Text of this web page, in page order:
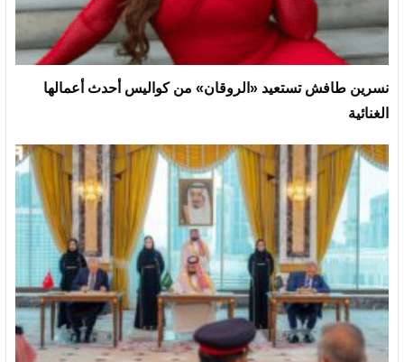
نسرين طافش تستعيد «الروقان» من كواليس أحدث أعمالها
الغنائية